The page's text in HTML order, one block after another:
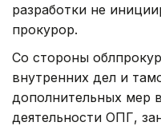
разработки не
прокурор.
Со стороны
внутренних дел и
дополнительных мер
деятельности ОПГ,